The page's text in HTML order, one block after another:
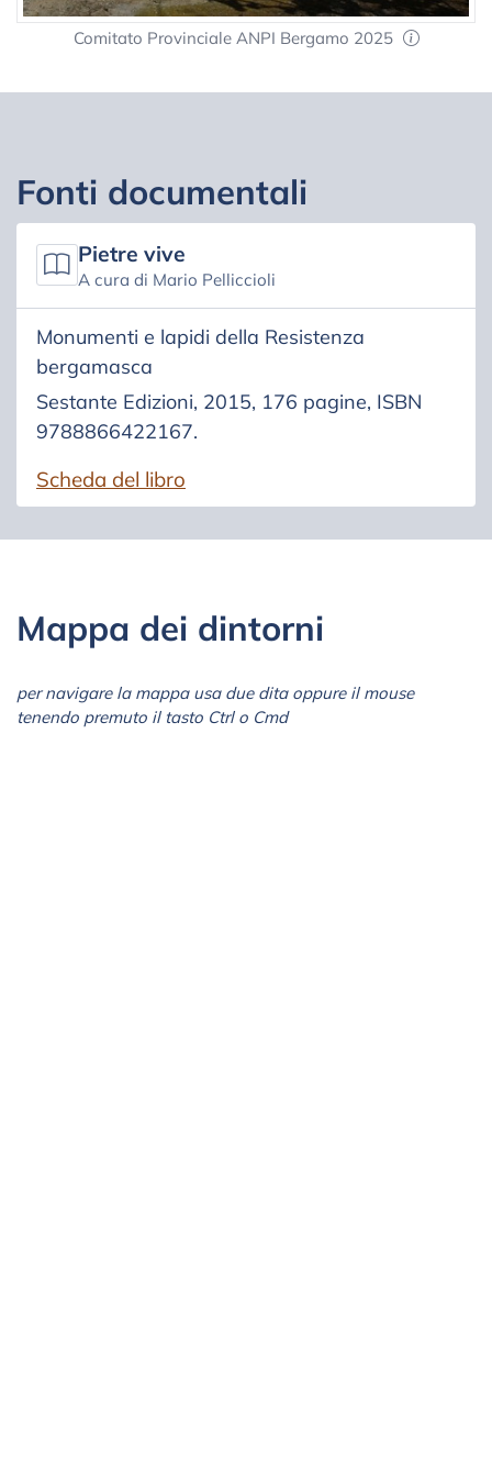
Comitato Provinciale ANPI Bergamo 2025
Fonti documentali
Pietre vive
A cura di Mario Pelliccioli
Monumenti e lapidi della Resistenza
bergamasca
Sestante Edizioni, 2015, 176 pagine, ISBN
9788866422167.
Scheda del libro
Mappa dei dintorni
per navigare la mappa usa due dita oppure il mouse
tenendo premuto il tasto Ctrl o Cmd